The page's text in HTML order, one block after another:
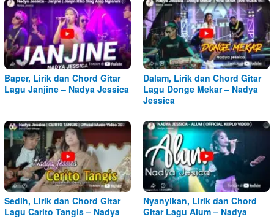
Baper, Lirik dan Chord Gitar
Lagu Janjine – Nadya Jessica
Dalam, Lirik dan Chord Gitar
Lagu Donge Mekar – Nadya
Jessica
Sedih, Lirik dan Chord Gitar
Lagu Carito Tangis – Nadya
Nyanyikan, Lirik dan Chord
Gitar Lagu Alum – Nadya